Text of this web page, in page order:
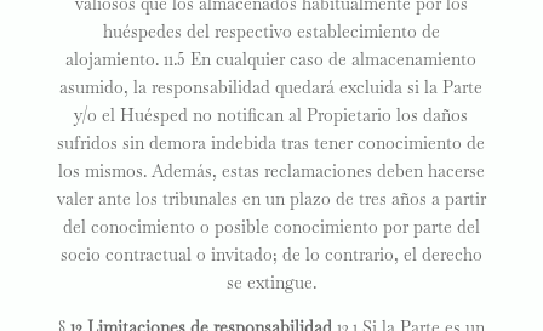
huéspedes del respectivo establecimiento de
alojamiento. 11.5 En cualquier caso de almacenamiento
asumido, la responsabilidad quedará excluida si la Parte
y/o el Huésped no notifican al Propietario los daños
sufridos sin demora indebida tras tener conocimiento de
los mismos. Además, estas reclamaciones deben hacerse
valer ante los tribunales en un plazo de tres años a partir
del conocimiento o posible conocimiento por parte del
socio contractual o invitado; de lo contrario, el derecho
se extingue.